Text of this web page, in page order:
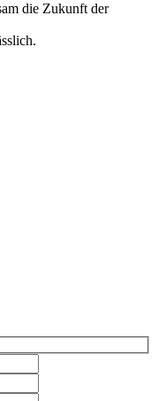
die Zukunft der